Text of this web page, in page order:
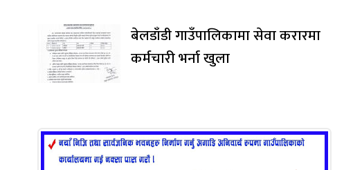
बेलडाँडी गाउँपालिकामा सेवा करारमा
कर्मचारी भर्ना खुला